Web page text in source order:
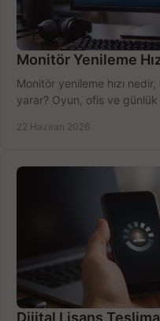
Monitör Yenileme
Monitör yenileme hızı
yarar? Oyun, ofis ve
22 Haziran 2026
Dijital Lisans